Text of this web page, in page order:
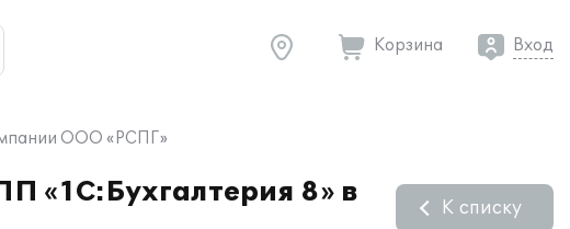
Корзина Вход
ООО «РСПГ»
«1С:Бухгалтерия 8» в
К списку